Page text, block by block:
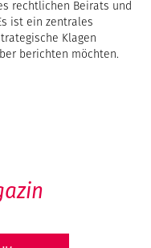
rechtlichen Beirats und
ist ein zentrales
Klagen
berichten möchten.